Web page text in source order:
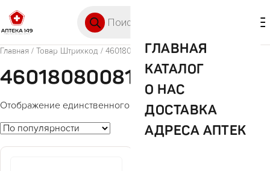
ГЛАВНАЯ
КАТАЛОГ
О НАС
ДОСТАВКА
АДРЕСА АПТЕК
Главная / Товар Штрихкод / 4601808008180
4601808008180
Отображение единственного товара